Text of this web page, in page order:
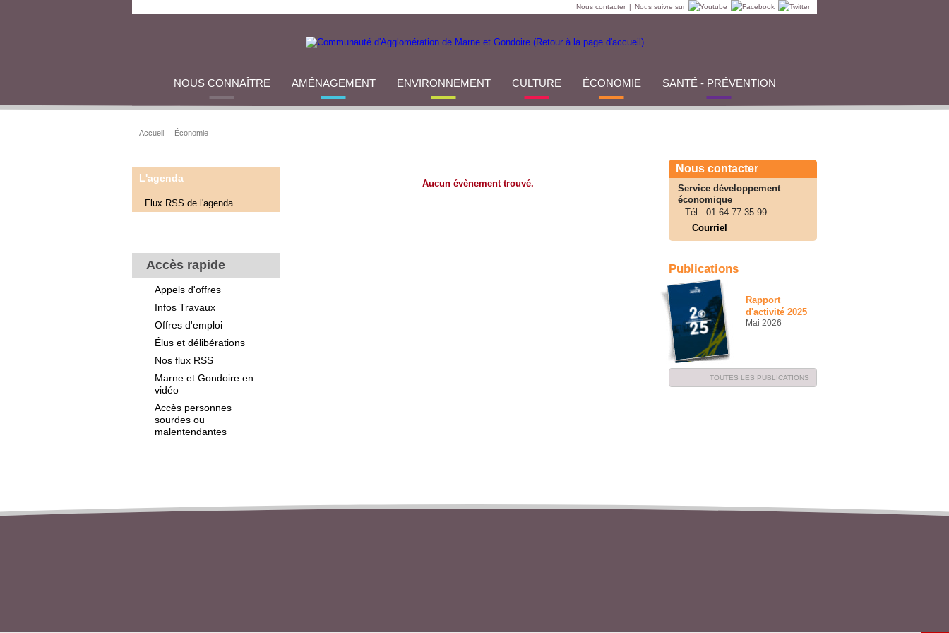
Nous contacter | Nous suivre sur
NOUS CONNAÎTRE AMÉNAGEMENT ENVIRONNEMENT CULTURE ÉCONOMIE SANTÉ - PRÉVENTION
Accueil Économie
L'agenda
Flux RSS de l'agenda
Accès rapide
Appels d'offres
Infos Travaux
Offres d'emploi
Élus et délibérations
Nos flux RSS
Marne et Gondoire en
vidéo
Accès personnes
sourdes ou
malentendantes
Aucun évènement trouvé.
Nous contacter
Service développement
économique
Tél : 01 64 77 35 99
Courriel
Publications
Rapport
d'activité 2025
Mai 2026
TOUTES LES PUBLICATIONS